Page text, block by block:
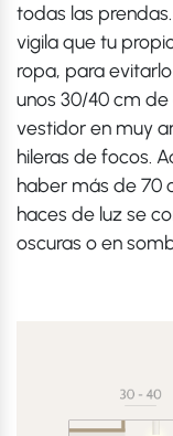
todas las
vigila que tu
ropa, para
unos 30/40 cm
vestidor en muy
hileras de focos.
haber más de 70
haces de luz se
oscuras o en